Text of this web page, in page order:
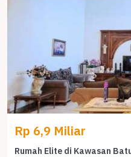
Rp 6,9 Miliar